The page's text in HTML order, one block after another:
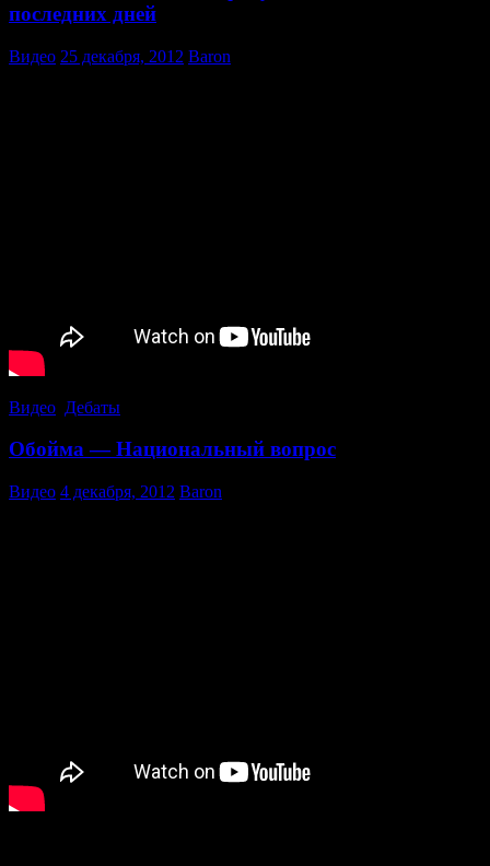
последних дней
Видео 25 декабря, 2012 Baron
Видео Дебаты
Обойма — Национальный вопрос
Видео 4 декабря, 2012 Baron